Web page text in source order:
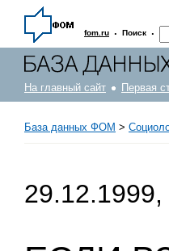
fom.ru · Поиск ·
На главный сайт Первая
База данных ФОМ >